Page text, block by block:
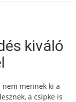
kiváló
nem mennek ki a
a csipke is